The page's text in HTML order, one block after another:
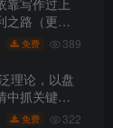
路（更新6
免费 389
理论，以盘
中抓关键品
免费 322